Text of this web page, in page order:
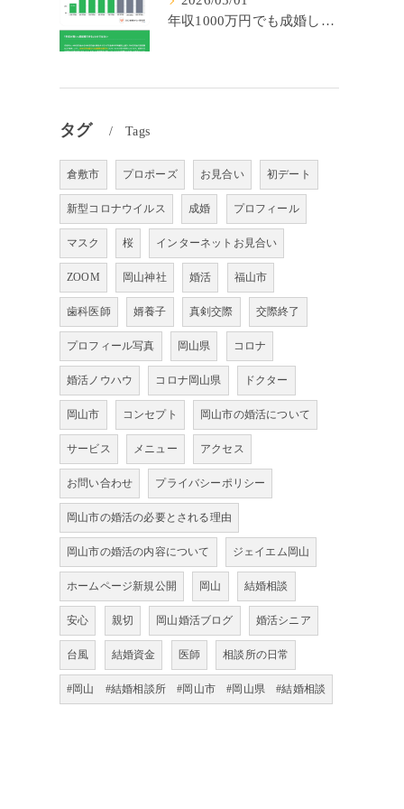
年収1000万円でも成婚しやすいとは限らない? 「年収帯別の成婚率」のリアル
タグ Tags
倉敷市 プロポーズ お見合い 初デート
新型コロナウイルス 成婚 プロフィール
マスク 桜 インターネットお見合い
ZOOM 岡山神社 婚活 福山市
歯科医師 婿養子 真剣交際 交際終了
プロフィール写真 岡山県 コロナ
婚活ノウハウ コロナ岡山県 ドクター
岡山市 コンセプト 岡山市の婚活について
サービス メニュー アクセス
お問い合わせ プライバシーポリシー
岡山市の婚活の必要とされる理由
岡山市の婚活の内容について ジェイエム岡山
ホームページ新規公開 岡山 結婚相談
安心 親切 岡山婚活ブログ 婚活シニア
台風 結婚資金 医師 相談所の日常
#岡山 #結婚相談所 #岡山市 #岡山県 #結婚相談